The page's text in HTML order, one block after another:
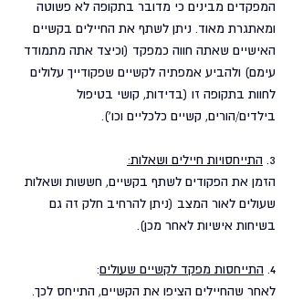
המפקדים מבינים כי מדובר בתקופה לא פשוטה
ומאתגרת מאוד. ניתן לשתף את החיילים בקשיים
האישיים שאתה חווה כמפקד (וכיצד אתה מתמודד
עימם) ולהביע אמפתיה לקשיים שפקודייך עלולים
לחוות בתקופה זו (בדידות, קושי בטיפול
בילדים/הורים, קשיים כלכליים וכו').
3. התייחסויות חיילים ושאלות:
הזמן את הפקודים לשתף בקשיים, חששות ושאלות
שעולים לאור המצב (ניתן להרחיב חלק זה גם
בשיחות אישיות לאחר מכן).
4. התייחסות מפקד לקשיים שעולים:
לאחר שהחיילים הציפו את הקשיים, התייחס לכך.